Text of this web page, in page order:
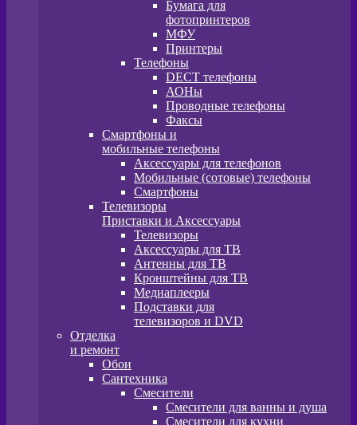
Бумага для
фотопринтеров
МФУ
Принтеры
Телефоны
DECT телефоны
АОНы
Проводные телефоны
Факсы
Смартфоны и
мобильные телефоны
Аксессуары для телефонов
Мобильные (сотовые) телефоны
Смартфоны
Телевизоры
Приставки и Аксессуары
Телевизоры
Аксессуары для ТВ
Антенны для ТВ
Кронштейны для ТВ
Медиаплееры
Подставки для
телевизоров и DVD
Отделка
и ремонт
Обои
Сантехника
Смесители
Смесители для ванны и душа
Смесители для кухни